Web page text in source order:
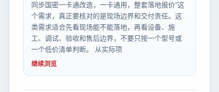
同步国密一卡通改造，一卡通用，整套落地报价”这
个需求，真正要核对的是现场边界和交付责任。这
类需求适合先看现场能不能落地，再看设备、施
工、调试、验收和售后边界，不要只按一个型号或
一个低价清单判断。 从实际项
继续浏览